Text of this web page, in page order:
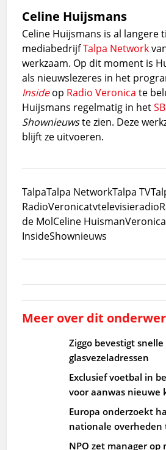
Celine Huijsmans
Celine Huijsmans is al langere
mediabedrijfTalpa Network
werkzaam. Op dit moment is
als nieuwslezeres in het
Insideop Radio Veronica te
Huijsmans regelmatig in het
Shownieuwste zien. Deze
blijft ze uitvoeren.
TalpaTalpa NetworkTalpa TV
RadioVeronicatvtelevisieradio
de MolCeline HuismanVeronica
InsideShownieuws
Meer over dit
Ziggo bevestigt
glasvezeladressen
Exclusief voetbal in
voor aanwas nieuwe
Europa onderzoekt
nationale overheden
NPO zet manager op